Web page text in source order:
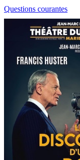
Questions courantes